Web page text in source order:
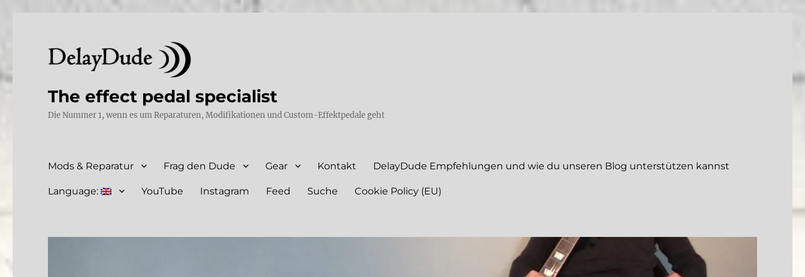
The effect pedal specialist
Die Nummer 1, wenn es um Reparaturen, Modifikationen und Custom-Effektpedale geht
Mods & Reparatur Frag den Dude Gear Kontakt DelayDude Empfehlungen und wie du unseren Blog unterstützen kannst
Language: YouTube Instagram Feed Suche Cookie Policy (EU)